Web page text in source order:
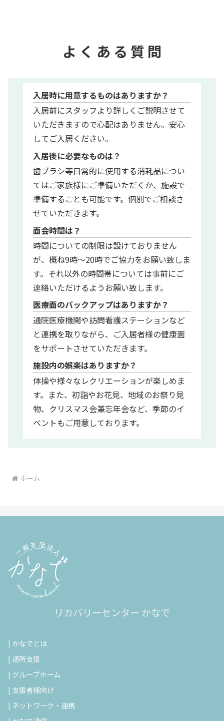
よ く あ る 質 問
入居時に用意するものはありますか？
入居前にスタッフより詳しくご説明させて
いただきますので心配はありません。安心
してご入居ください。
入居後に必要なものは？
歯ブラシ等日常的に使用する消耗品につい
てはご家族様にご準備いただくか、施設で
準備することも可能です。個別でご相談さ
せていただきます。
面会時間は？
時間についての制限は設けておりません
が、概ね9時～20時でご協力をお願い致しま
す。それ以外の時間帯については事前にご
連絡いただけるようお願い致します。
医療面のバックアップはありますか？
通院医療機関や訪問看護ステーションなど
と連携を取りながら、ご入居者様の健康面
をサポートさせていただきます。
施設内の娯楽はありますか？
体操や様々なレクリエーションが楽しめま
す。また、初詣やお花見、地域のお祭り見
物、クリスマス会兼忘年会など、季節のイ
ベントもご用意しております。
ホーム
リカバリーセンター かなで
| かなでとは
| 通所支援
| グループホーム
| 支援者様向け
| ネットワーク・連携